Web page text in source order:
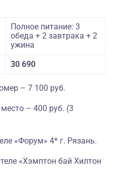
Полное питание: 3
обеда + 2 завтрака + 2
ужина
30 690
– 7 100 руб.
– 400 руб. (3
«Форум» 4* г. Рязань.
«Хэмптон бай Хилтон